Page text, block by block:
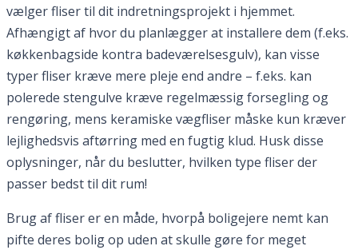
vælger fliser til dit indretningsprojekt i hjemmet.
Afhængigt af hvor du planlægger at installere dem (f.eks.
køkkenbagside kontra badeværelsesgulv), kan visse
typer fliser kræve mere pleje end andre – f.eks. kan
polerede stengulve kræve regelmæssig forsegling og
rengøring, mens keramiske vægfliser måske kun kræver
lejlighedsvis aftørring med en fugtig klud. Husk disse
oplysninger, når du beslutter, hvilken type fliser der
passer bedst til dit rum!
Brug af fliser er en måde, hvorpå boligejere nemt kan
pifte deres bolig op uden at skulle gøre for meget